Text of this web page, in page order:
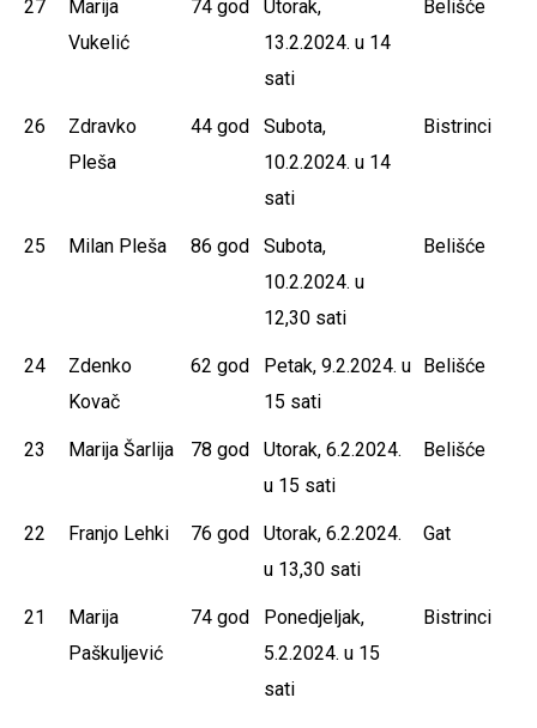
27
Marija
Vukelić
74 god
Utorak,
13.2.2024. u 14
sati
Belišće
26
Zdravko
Pleša
44 god
Subota,
10.2.2024. u 14
sati
Bistrinci
25 Milan Pleša 86 god
Subota,
10.2.2024. u
12,30 sati
Belišće
24
Zdenko
Kovač
62 god
Petak, 9.2.2024. u
15 sati
Belišće
23 Marija Šarlija 78 god
Utorak, 6.2.2024.
u 15 sati
Belišće
22 Franjo Lehki 76 god
Utorak, 6.2.2024.
u 13,30 sati
Gat
21
Marija
Paškuljević
74 god
Ponedjeljak,
5.2.2024. u 15
sati
Bistrinci